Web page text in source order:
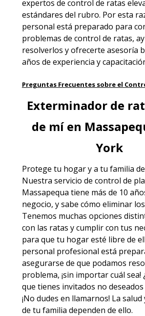
expertos de control de ratas
estándares del rubro. Por esta
personal está preparado para
problemas de control de ratas,
resolverlos y ofrecerte asesoría
años de experiencia y
Preguntas Frecuentes sobre el
Exterminador de
de mí en
York
Protege tu hogar y a tu familia
Nuestra servicio de control de
Massapequa tiene más de 10
negocio, y sabe cómo eliminar
Tenemos muchas opciones
con las ratas y cumplir con tus
para que tu hogar esté libre de
personal profesional está
asegurarse de que podamos
problema, ¡sin importar cuál sea!
que tienes invitados no
¡No dudes en llamarnos! La
de tu familia dependen de ello.